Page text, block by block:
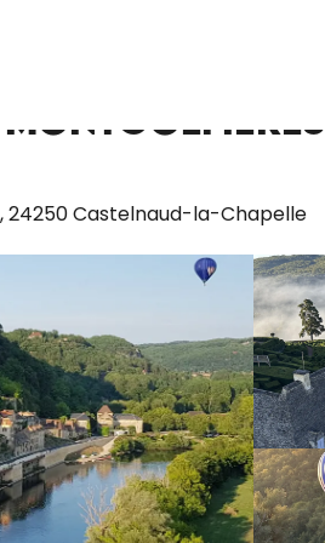
24250 Castelnaud-la-Chapelle